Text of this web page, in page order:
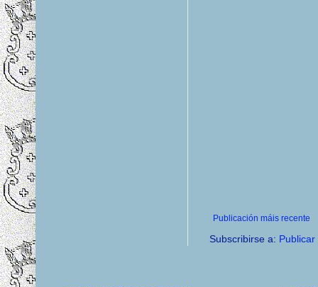
Publicación máis recente
Subscribirse a: